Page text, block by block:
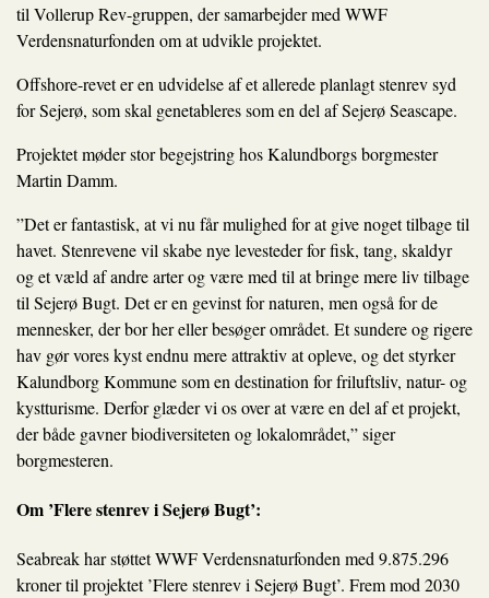
til Vollerup Rev-gruppen, der samarbejder med WWF
Verdensnaturfonden om at udvikle projektet.
Offshore-revet er en udvidelse af et allerede planlagt stenrev syd
for Sejerø, som skal genetableres som en del af Sejerø Seascape.
Projektet møder stor begejstring hos Kalundborgs borgmester
Martin Damm.
”Det er fantastisk, at vi nu får mulighed for at give noget tilbage til
havet. Stenrevene vil skabe nye levesteder for fisk, tang, skaldyr
og et væld af andre arter og være med til at bringe mere liv tilbage
til Sejerø Bugt. Det er en gevinst for naturen, men også for de
mennesker, der bor her eller besøger området. Et sundere og rigere
hav gør vores kyst endnu mere attraktiv at opleve, og det styrker
Kalundborg Kommune som en destination for friluftsliv, natur- og
kystturisme. Derfor glæder vi os over at være en del af et projekt,
der både gavner biodiversiteten og lokalområdet,” siger
borgmesteren.
Om ’Flere stenrev i Sejerø Bugt’:
Seabreak har støttet WWF Verdensnaturfonden med 9.875.296
kroner til projektet ’Flere stenrev i Sejerø Bugt’. Frem mod 2030